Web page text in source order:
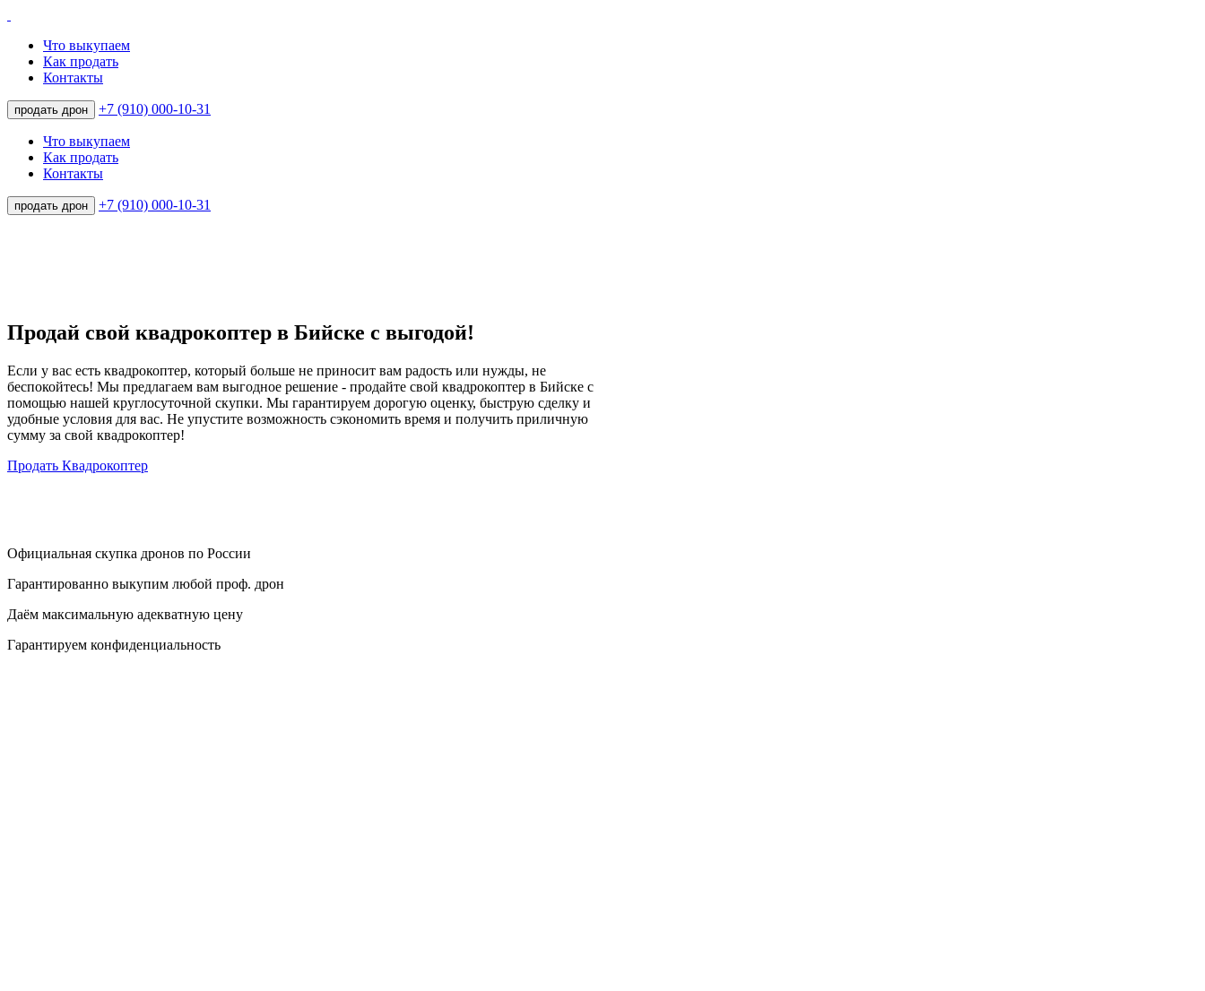
Что выкупаем
Как продать
Контакты
продать дрон +7 (910) 000-10-31
Что выкупаем
Как продать
Контакты
продать дрон +7 (910) 000-10-31
Продай свой квадрокоптер в Бийске с выгодой!
Если у вас есть квадрокоптер, который больше не приносит вам радость или нужды, не
беспокойтесь! Мы предлагаем вам выгодное решение - продайте свой квадрокоптер в Бийске с
помощью нашей круглосуточной скупки. Мы гарантируем дорогую оценку, быструю сделку и
удобные условия для вас. Не упустите возможность сэкономить время и получить приличную
сумму за свой квадрокоптер!
Продать Квадрокоптер
Официальная скупка дронов по России
Гарантированно выкупим любой проф. дрон
Даём максимальную адекватную цену
Гарантируем конфиденциальность